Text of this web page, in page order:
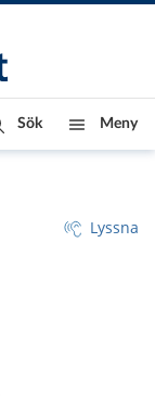
Sök Meny
Lyssna